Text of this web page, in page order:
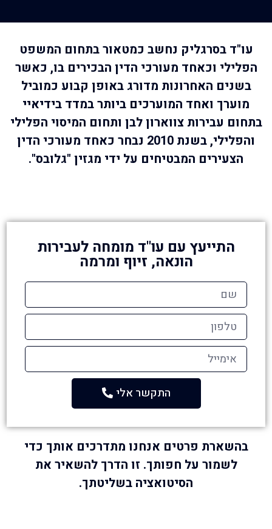
עו"ד בסרגליק נחשב כמטאור בתחום המשפט
הפלילי וכאחד מעורכי הדין הבכירים בו, כאשר
בשנים האחרונות מדורג באופן קבוע כמוביל
מוערך ואחד המוערכים ביותר במדד בידיאיי
בתחום עבירות צווארון לבן ותחום המיסוי הפלילי
והפלילי, בשנת 2010 נבחר כאחד מעורכי הדין
הצעירים המבטיחים על ידי מגזין "גלובס".
התייעץ עם עו"ד מומחה לעבירות
הונאה, זיוף ומרמה
התקשר אלי
בהשארת פרטים אנחנו מתדרכים אותך כדי
לשמור על חפותך. זו הדרך להשאיר את
הסיטואציה בשליטתך.